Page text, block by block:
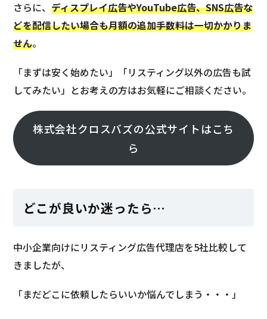
さらに、ディスプレイ広告やYouTube広告、SNS広告な
どを配信したい場合も月額の追加手数料は一切かかりま
せん。
「まずは安く始めたい」「リスティング以外の広告も試
してみたい」とお考えの方はお気軽にご相談ください。
株式会社クロスバズの公式サイトはこち
ら
どこが良いか迷ったら…
中小企業向けにリスティング広告代理店を5社比較して
きましたが、
「まだどこに依頼したらいいか悩んでしまう・・・」